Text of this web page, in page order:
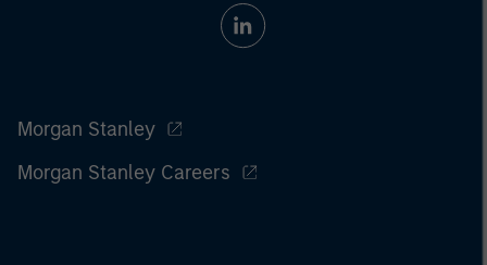
Morgan Stanley
Morgan Stanley Careers